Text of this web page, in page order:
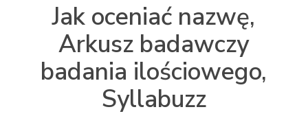
Jak oceniać nazwę,
Arkusz badawczy
badania ilościowego,
Syllabuzz